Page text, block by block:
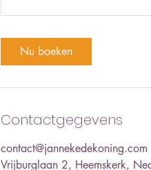
Nu boeken
Contactgegevens
contact@jannekedekoning.com
Vrijburglaan 2, Heemskerk,